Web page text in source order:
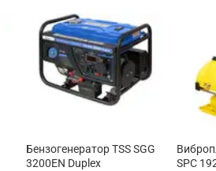
Бензогенератор TSS SGG
3200EN Duplex
SPC